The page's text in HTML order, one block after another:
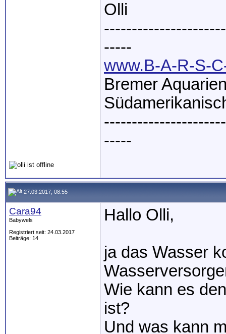
Olli
-----
www.B-A-R-S-
Bremer
-----
27.03.2017, 08:55
Cara94
Babywels
Registriert seit: 24.03.2017
Beiträge: 14
Hallo Olli,
ja das Wasser
Wie kann es
ist?
Und was kann